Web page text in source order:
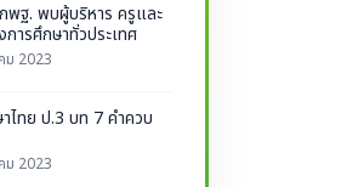
พฐ. พบผู้บริหาร ครูและ
ารศึกษาทั่วประเทศ
ม 2023
ไทย ป.3 บท 7 คำควบ
ม 2023